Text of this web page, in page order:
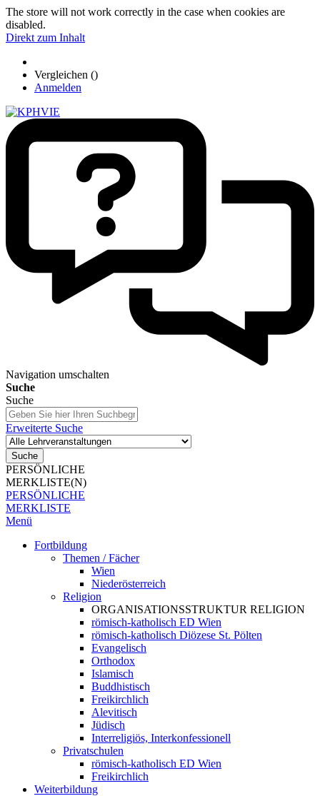
The store will not work correctly in the case when cookies are
disabled.
Direkt zum Inhalt
Vergleichen ()
Anmelden
Navigation umschalten
Suche
Suche
Erweiterte Suche
Suche
PERSÖNLICHE
MERKLISTE(N)
PERSÖNLICHE
MERKLISTE
Menü
Fortbildung
Themen / Fächer
Wien
Niederösterreich
Religion
ORGANISATIONSSTRUKTUR RELIGION
römisch-katholisch ED Wien
römisch-katholisch Diözese St. Pölten
Evangelisch
Orthodox
Islamisch
Buddhistisch
Freikirchlich
Alevitisch
Jüdisch
Interreligiös, Interkonfessionell
Privatschulen
römisch-katholisch ED Wien
Freikirchlich
Weiterbildung